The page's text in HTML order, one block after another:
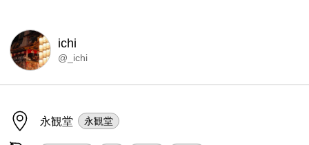
ichi
@_ichi
永観堂 永観堂